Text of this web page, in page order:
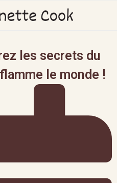
les secrets du
le monde !